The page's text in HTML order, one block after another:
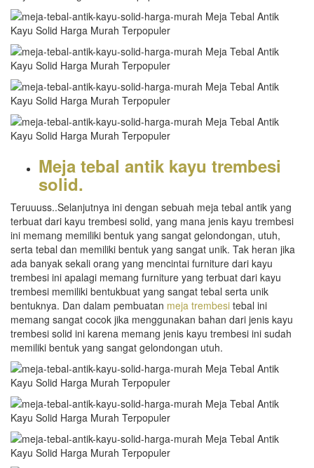
Meja tebal antik kayu trembesi
solid.
Teruuuss..Selanjutnya ini dengan sebuah meja tebal antik yang
terbuat dari kayu trembesi solid, yang mana jenis kayu trembesi
ini memang memiliki bentuk yang sangat gelondongan, utuh,
serta tebal dan memiliki bentuk yang sangat unik. Tak heran jika
ada banyak sekali orang yang mencintai furniture dari kayu
trembesi ini apalagi memang furniture yang terbuat dari kayu
trembesi memiliki bentukbuat yang sangat tebal serta unik
bentuknya. Dan dalam pembuatan meja trembesi tebal ini
memang sangat cocok jika menggunakan bahan dari jenis kayu
trembesi solid ini karena memang jenis kayu trembesi ini sudah
memiliki bentuk yang sangat gelondongan utuh.